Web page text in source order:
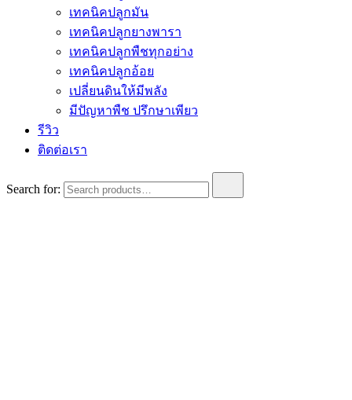
เทคนิคปลูกมัน
เทคนิคปลูกยางพารา
เทคนิคปลูกพืชทุกอย่าง
เทคนิคปลูกอ้อย
เปลี่ยนดินให้มีพลัง
มีปัญหาพืช ปรึกษาเพียว
รีวิว
ติดต่อเรา
Search for: